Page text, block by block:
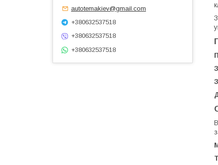
autotemakiev@gmail.com
+380632537518
+380632537518
+380632537518